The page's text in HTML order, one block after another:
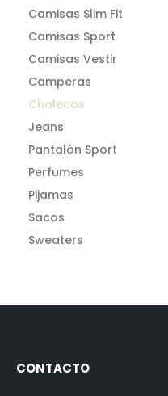
Camisas Slim Fit
Camisas Sport
Camisas Vestir
Camperas
Chalecos
Jeans
Pantalón Sport
Perfumes
Pijamas
Sacos
Sweaters
CONTACTO